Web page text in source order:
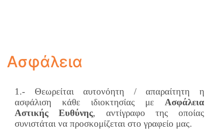
Ασφάλεια
1.- Θεωρείται αυτονόητη / απαραίτητη η
ασφάλιση κάθε ιδιοκτησίας με Ασφάλεια
Αστικής Ευθύνης, αντίγραφο της οποίας
συνιστάται να προσκομίζεται στο γραφείο μας.